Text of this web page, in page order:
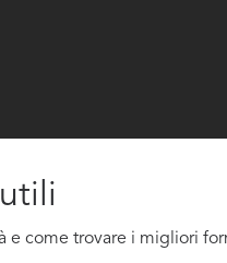
e come trovare i migliori